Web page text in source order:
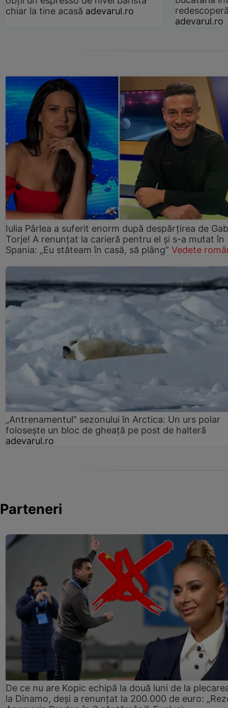
chiar la tine acasă adevarul.ro
adevarul.ro
Iulia Pârlea a suferit enorm după despărțirea de
Torje! A renunțat la carieră pentru el și s-a mutat în
Spania: „Eu stăteam în casă, să plâng” Vedete
„Antrenamentul” sezonului în Arctica: Un urs polar
folosește un bloc de gheață pe post de halteră
adevarul.ro
Parteneri
De ce nu are Kopic echipă la două luni de la
la Dinamo, deși a renunțat la 200.000 de euro: